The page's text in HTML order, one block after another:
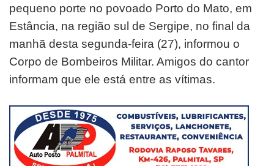
pequeno porte no povoado Porto do Mato, em
Estância, na região sul de Sergipe, no final da
manhã desta segunda-feira (27), informou o
Corpo de Bombeiros Militar. Amigos do cantor
informam que ele está entre as vítimas.